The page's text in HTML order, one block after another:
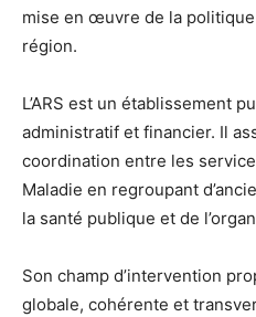
mise en œuvre de la
région.
L’ARS est un établissement
administratif et financier. Il
coordination entre les
Maladie en regroupant
la santé publique et de
Son champ d’intervention
globale, cohérente et